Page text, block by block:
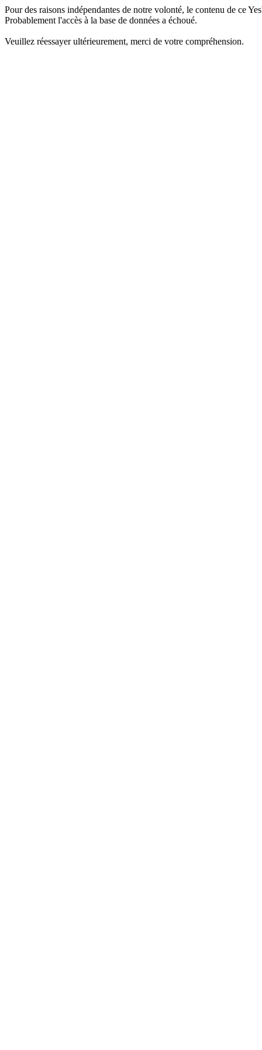
Pour des raisons indépendantes de notre volonté, le contenu de ce
Probablement l'accès à la base de données a échoué.
Veuillez réessayer ultérieurement, merci de votre compréhension.